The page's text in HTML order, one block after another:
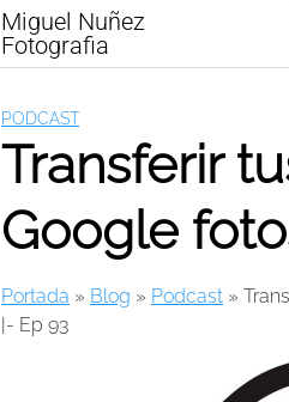
Miguel Nuñez
Fotografia
PODCAST
Transferir
Google
Portada » Blog » Podcast »
|- Ep 93